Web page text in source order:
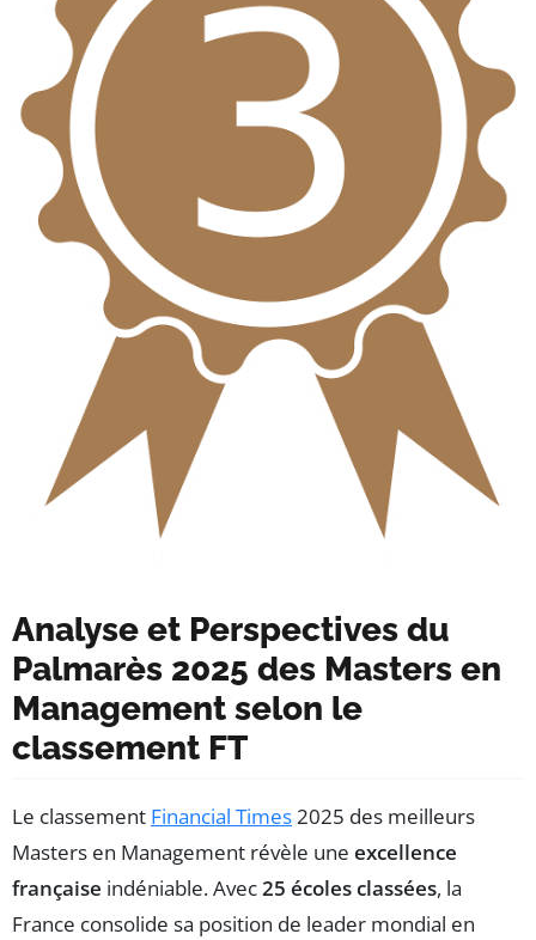
Analyse et Perspectives du
Palmarès 2025 des Masters en
Management selon le
classement FT
Le classement Financial Times2025 des meilleurs
Masters en Management révèle une excellence
française indéniable. Avec25 écoles classées, la
France consolide sa position de leader mondial en